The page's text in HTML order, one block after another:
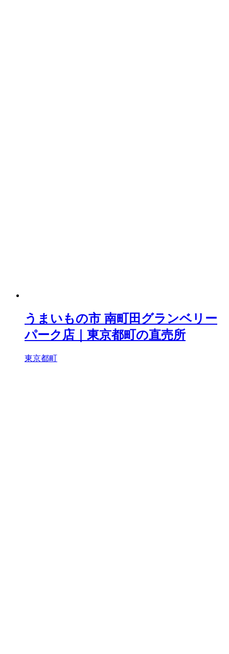
うまいもの市 南町田グランベリー
パーク店｜東京都町の直売所
東京都町